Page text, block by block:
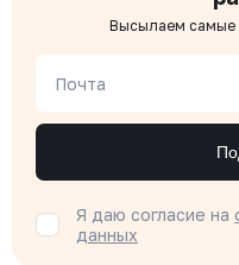
Высылаем самые
Почта
Я даю согласие на
данных